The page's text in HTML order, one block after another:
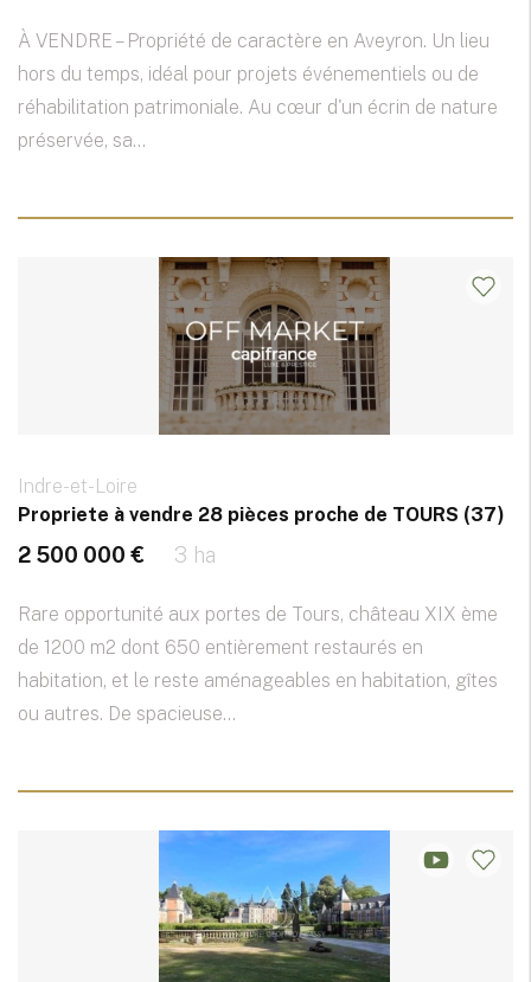
À VENDRE – Propriété de caractère en Aveyron. Un lieu
hors du temps, idéal pour projets événementiels ou de
réhabilitation patrimoniale. Au cœur d'un écrin de nature
préservée, sa...
Indre-et-Loire
Propriete à vendre 28 pièces proche de TOURS (37)
2 500 000 € 3 ha
Rare opportunité aux portes de Tours, château XIX ème
de 1200 m2 dont 650 entièrement restaurés en
habitation, et le reste aménageables en habitation, gîtes
ou autres. De spacieuse...